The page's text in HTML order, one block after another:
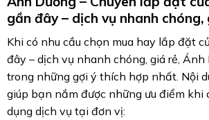
gần đây – dịch vụ nhanh chóng,
Khi có nhu cầu chọn mua hay lắp đặt
đây – dịch vụ nhanh chóng, giá rẻ, Ánh
trong những gợi ý thích hợp nhất. Nội
giúp bạn nắm được những ưu điểm khi
dụng dịch vụ tại đơn vị: